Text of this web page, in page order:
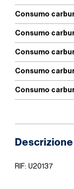
Consumo
Consumo
Consumo
Consumo
Consumo
RIF: U20137